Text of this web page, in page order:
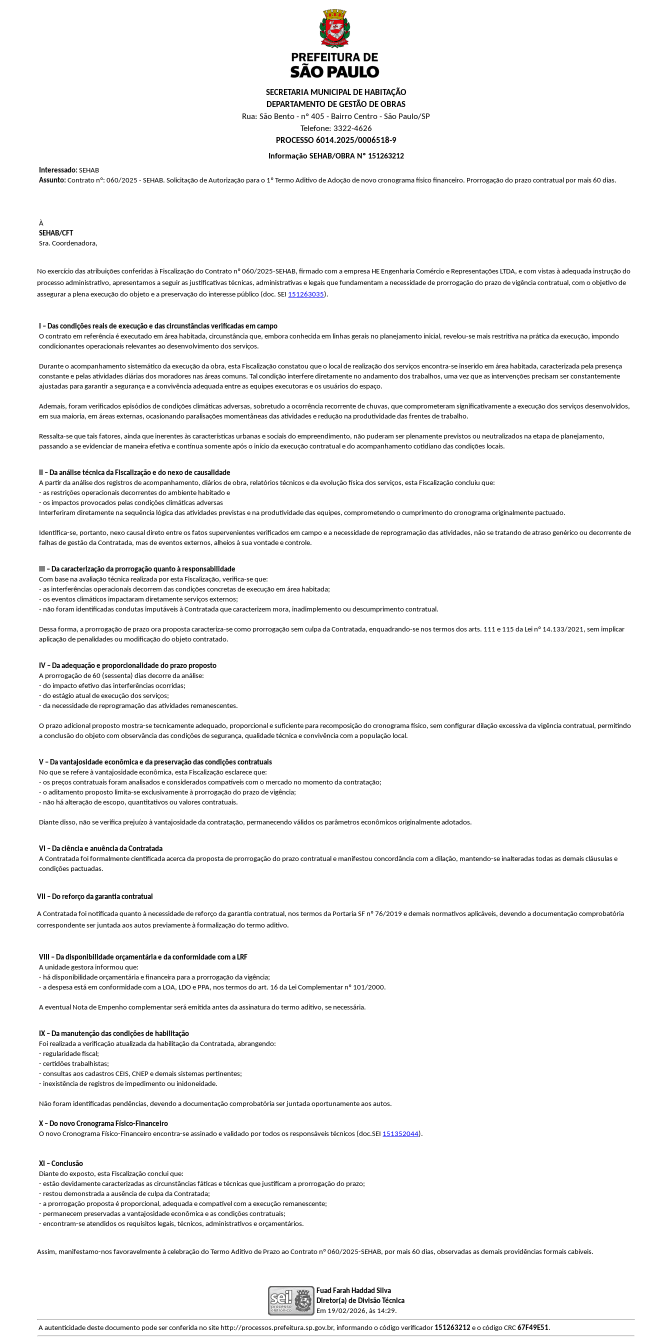
SECRETARIA MUNICIPAL DE HABITAÇÃO
DEPARTAMENTO DE GESTÃO DE OBRAS
Rua: São Bento - nº 405 - Bairro Centro - São Paulo/SP
Telefone: 3322-4626
PROCESSO 6014.2025/0006518-9
Informação SEHAB/OBRA Nº 151263212
Interessado: SEHAB
Assunto: Contrato nº: 060/2025 - SEHAB. Solicitação de Autorização para o 1º Termo Aditivo de Adoção de novo cronograma físico financeiro. Prorrogação do prazo contratual por mais 60 dias.
À
SEHAB/CFT
Sra. Coordenadora,
No exercício das atribuições conferidas à Fiscalização do Contrato nº 060/2025-SEHAB, firmado com a empresa HE Engenharia Comércio e Representações LTDA, e com vistas à adequada instrução do
processo administrativo, apresentamos a seguir as justificativas técnicas, administrativas e legais que fundamentam a necessidade de prorrogação do prazo de vigência contratual, com o objetivo de
assegurar a plena execução do objeto e a preservação do interesse público (doc. SEI 151263035).
I – Das condições reais de execução e das circunstâncias verificadas em campo
O contrato em referência é executado em área habitada, circunstância que, embora conhecida em linhas gerais no planejamento inicial, revelou-se mais restritiva na prática da execução, impondo
condicionantes operacionais relevantes ao desenvolvimento dos serviços.
Durante o acompanhamento sistemático da execução da obra, esta Fiscalização constatou que o local de realização dos serviços encontra-se inserido em área habitada, caracterizada pela presença
constante e pelas atividades diárias dos moradores nas áreas comuns. Tal condição interfere diretamente no andamento dos trabalhos, uma vez que as intervenções precisam ser constantemente
ajustadas para garantir a segurança e a convivência adequada entre as equipes executoras e os usuários do espaço.
Ademais, foram verificados episódios de condições climáticas adversas, sobretudo a ocorrência recorrente de chuvas, que comprometeram significativamente a execução dos serviços desenvolvidos,
em sua maioria, em áreas externas, ocasionando paralisações momentâneas das atividades e redução na produtividade das frentes de trabalho.
Ressalta-se que tais fatores, ainda que inerentes às características urbanas e sociais do empreendimento, não puderam ser plenamente previstos ou neutralizados na etapa de planejamento,
passando a se evidenciar de maneira efetiva e contínua somente após o início da execução contratual e do acompanhamento cotidiano das condições locais.
II – Da análise técnica da Fiscalização e do nexo de causalidade
A partir da análise dos registros de acompanhamento, diários de obra, relatórios técnicos e da evolução física dos serviços, esta Fiscalização concluiu que:
- as restrições operacionais decorrentes do ambiente habitado e
- os impactos provocados pelas condições climáticas adversas
Interferiram diretamente na sequência lógica das atividades previstas e na produtividade das equipes, comprometendo o cumprimento do cronograma originalmente pactuado.
Identifica-se, portanto, nexo causal direto entre os fatos supervenientes verificados em campo e a necessidade de reprogramação das atividades, não se tratando de atraso genérico ou decorrente de
falhas de gestão da Contratada, mas de eventos externos, alheios à sua vontade e controle.
III – Da caracterização da prorrogação quanto à responsabilidade
Com base na avaliação técnica realizada por esta Fiscalização, verifica-se que:
- as interferências operacionais decorrem das condições concretas de execução em área habitada;
- os eventos climáticos impactaram diretamente serviços externos;
- não foram identificadas condutas imputáveis à Contratada que caracterizem mora, inadimplemento ou descumprimento contratual.
Dessa forma, a prorrogação de prazo ora proposta caracteriza-se como prorrogação sem culpa da Contratada, enquadrando-se nos termos dos arts. 111 e 115 da Lei nº 14.133/2021, sem implicar
aplicação de penalidades ou modificação do objeto contratado.
IV – Da adequação e proporcionalidade do prazo proposto
A prorrogação de 60 (sessenta) dias decorre da análise:
- do impacto efetivo das interferências ocorridas;
- do estágio atual de execução dos serviços;
- da necessidade de reprogramação das atividades remanescentes.
O prazo adicional proposto mostra-se tecnicamente adequado, proporcional e suficiente para recomposição do cronograma físico, sem configurar dilação excessiva da vigência contratual, permitindo
a conclusão do objeto com observância das condições de segurança, qualidade técnica e convivência com a população local.
V – Da vantajosidade econômica e da preservação das condições contratuais
No que se refere à vantajosidade econômica, esta Fiscalização esclarece que:
- os preços contratuais foram analisados e considerados compatíveis com o mercado no momento da contratação;
- o aditamento proposto limita-se exclusivamente à prorrogação do prazo de vigência;
- não há alteração de escopo, quantitativos ou valores contratuais.
Diante disso, não se verifica prejuízo à vantajosidade da contratação, permanecendo válidos os parâmetros econômicos originalmente adotados.
VI – Da ciência e anuência da Contratada
A Contratada foi formalmente cientificada acerca da proposta de prorrogação do prazo contratual e manifestou concordância com a dilação, mantendo-se inalteradas todas as demais cláusulas e
condições pactuadas.
VII – Do reforço da garantia contratual
A Contratada foi notificada quanto à necessidade de reforço da garantia contratual, nos termos da Portaria SF nº 76/2019 e demais normativos aplicáveis, devendo a documentação comprobatória
correspondente ser juntada aos autos previamente à formalização do termo aditivo.
VIII – Da disponibilidade orçamentária e da conformidade com a LRF
A unidade gestora informou que:
- há disponibilidade orçamentária e financeira para a prorrogação da vigência;
- a despesa está em conformidade com a LOA, LDO e PPA, nos termos do art. 16 da Lei Complementar nº 101/2000.
A eventual Nota de Empenho complementar será emitida antes da assinatura do termo aditivo, se necessária.
IX – Da manutenção das condições de habilitação
Foi realizada a verificação atualizada da habilitação da Contratada, abrangendo:
- regularidade fiscal;
- certidões trabalhistas;
- consultas aos cadastros CEIS, CNEP e demais sistemas pertinentes;
- inexistência de registros de impedimento ou inidoneidade.
Não foram identificadas pendências, devendo a documentação comprobatória ser juntada oportunamente aos autos.
X – Do novo Cronograma Físico-Financeiro
O novo Cronograma Físico-Financeiro encontra-se assinado e validado por todos os responsáveis técnicos (doc.SEI 151352044).
XI – Conclusão
Diante do exposto, esta Fiscalização conclui que:
- estão devidamente caracterizadas as circunstâncias fáticas e técnicas que justificam a prorrogação do prazo;
- restou demonstrada a ausência de culpa da Contratada;
- a prorrogação proposta é proporcional, adequada e compatível com a execução remanescente;
- permanecem preservadas a vantajosidade econômica e as condições contratuais;
- encontram-se atendidos os requisitos legais, técnicos, administrativos e orçamentários.
Assim, manifestamo-nos favoravelmente à celebração do Termo Aditivo de Prazo ao Contrato nº 060/2025-SEHAB, por mais 60 dias, observadas as demais providências formais cabíveis.
Fuad Farah Haddad Silva
Diretor(a) de Divisão Técnica
Em 19/02/2026, às 14:29.
A autenticidade deste documento pode ser conferida no site http://processos.prefeitura.sp.gov.br, informando o código verificador 151263212 e o código CRC67F49E51.